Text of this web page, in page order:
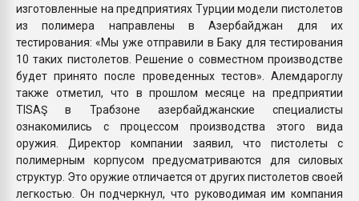
изготовленные на предприятиях Турции модели пистолетов
из полимера направлены в Азербайджан для их
тестирования: «Мы уже отправили в Баку для тестирования
10 таких пистолетов. Решение о совместном производстве
будет принято после проведенных тестов». Алемдароглу
также отметил, что в прошлом месяце на предприятии
TISAŞ в Трабзоне азербайджанские специалисты
ознакомились с процессом производства этого вида
оружия. Директор компании заявил, что пистолеты с
полимерным корпусом предусматриваются для силовых
структур. Это оружие отличается от других пистолетов своей
легкостью. Он подчеркнул, что руководимая им компания